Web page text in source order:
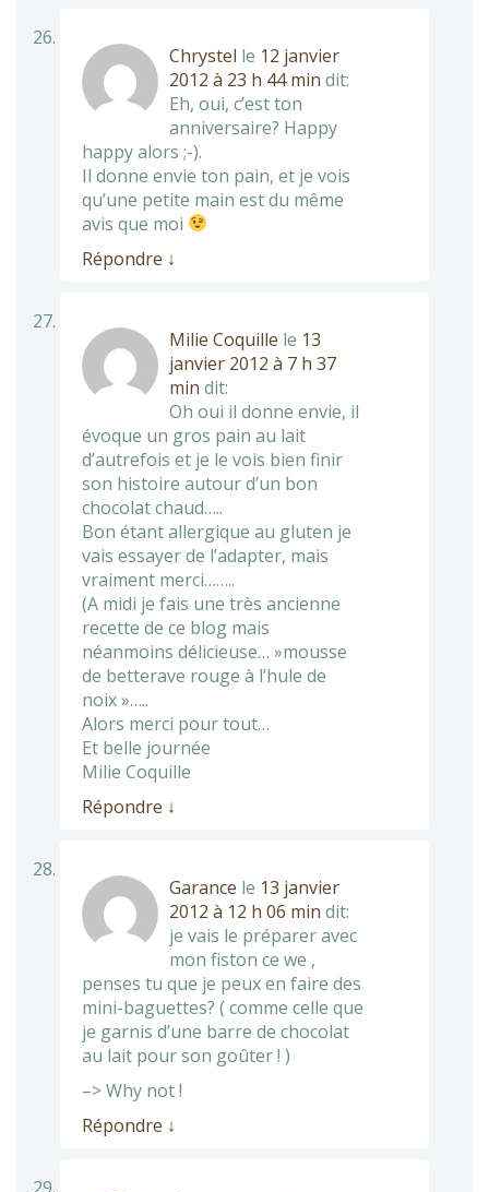
Chrystel le 12 janvier
2012 à 23 h 44 min dit:
Eh, oui, c’est ton
anniversaire? Happy
happy alors ;-).
Il donne envie ton pain, et je vois
qu’une petite main est du même
avis que moi
Répondre ↓
Milie Coquille le 13
janvier 2012 à 7 h 37
min dit:
Oh oui il donne envie, il
évoque un gros pain au lait
d’autrefois et je le vois bien finir
son histoire autour d’un bon
chocolat chaud…..
Bon étant allergique au gluten je
vais essayer de l’adapter, mais
vraiment merci……..
(A midi je fais une très ancienne
recette de ce blog mais
néanmoins délicieuse… »mousse
de betterave rouge à l’hule de
noix »…..
Alors merci pour tout…
Et belle journée
Milie Coquille
Répondre ↓
Garance le 13 janvier
2012 à 12 h 06 min dit:
je vais le préparer avec
mon fiston ce we ,
penses tu que je peux en faire des
mini-baguettes? ( comme celle que
je garnis d’une barre de chocolat
au lait pour son goûter ! )
–> Why not !
Répondre ↓